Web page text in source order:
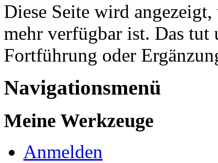
Diese Seite wird
mehr verfügbar ist. Das tut
Fortführung oder
Navigationsmenü
Meine Werkzeuge
Anmelden